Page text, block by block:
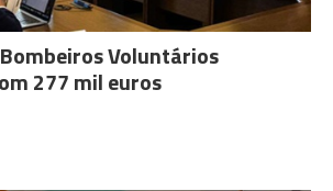
Voluntários
277 mil euros